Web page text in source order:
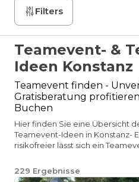
Filters
Teamevent- &
Ideen Konstanz
Teamevent finden -
Gratisberatung
Buchen
Hier finden Sie eine Übersicht
Teamevent-Ideen in Konstanz-
risikofreier lässt sich ein
229 Ergebnisse